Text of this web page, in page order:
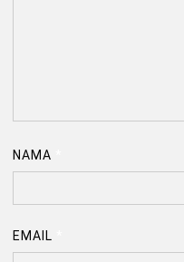
NAMA
EMAIL